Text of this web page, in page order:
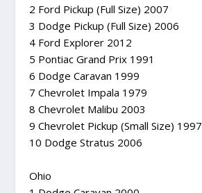
2 Ford Pickup (Full Size) 2007
3 Dodge Pickup (Full Size) 2006
4 Ford Explorer 2012
5 Pontiac Grand Prix 1991
6 Dodge Caravan 1999
7 Chevrolet Impala 1979
8 Chevrolet Malibu 2003
9 Chevrolet Pickup (Small Size) 1997
10 Dodge Stratus 2006
Ohio